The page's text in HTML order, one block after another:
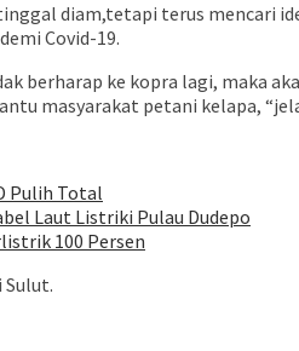
diam,tetapi terus mencari
Covid-19.
berharap ke kopra lagi, maka
masyarakat petani kelapa,
Pulih Total
Laut Listriki Pulau Dudepo
100 Persen